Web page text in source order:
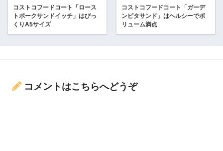
コストコフードコート「ロース
トポークサンドイッチ」はびっ
くりA5サイズ
コストコフードコート「ガーデ
ンピタサンド」はヘルシーでボ
リューム満点
コメントはこちらへどうぞ